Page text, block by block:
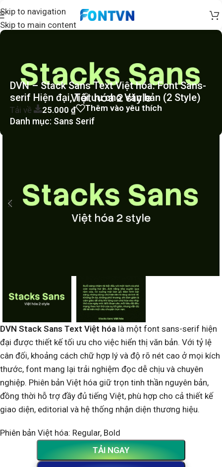
Skip to navigation
Skip to main content
DVN – Stack Sans Text Việt hóa: Font Sans-
serif Hiện đại, Tối ưu cho Văn bản (2 Style)
Tải về 25.000 ₫ Thêm vào yêu thích
Danh mục: Sans Serif
DVN Stack Sans Text Việt hóa là một font sans-serif hiện
đại được thiết kế tối ưu cho việc hiển thị văn bản. Với tỷ lệ
cân đối, khoảng cách chữ hợp lý và độ rõ nét cao ở mọi kích
thước, font mang lại trải nghiệm đọc dễ chịu và chuyên
nghiệp. Phiên bản Việt hóa giữ trọn tinh thần nguyên bản,
đồng thời hỗ trợ đầy đủ tiếng Việt, phù hợp cho cả thiết kế
giao diện, editorial và hệ thống nhận diện thương hiệu.
Phiên bản Việt hóa: Regular, Bold
TẢI NGAY